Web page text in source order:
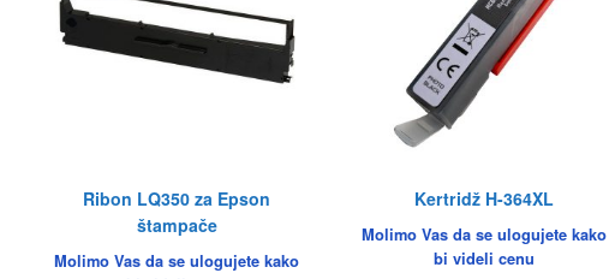
Ribon LQ350 za Epson
štampače
Molimo Vas da se ulogujete kako
Kertridž H-364XL
Molimo Vas da se ulogujete kako
bi videli cenu